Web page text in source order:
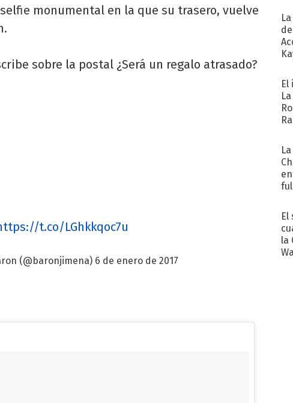
monumental en la que su trasero, vuelve
sobre la postal ¿Será un regalo atrasado?
t.co/LGhkkqoc7u
(@baronjimena) 6 de enero de 2017
la